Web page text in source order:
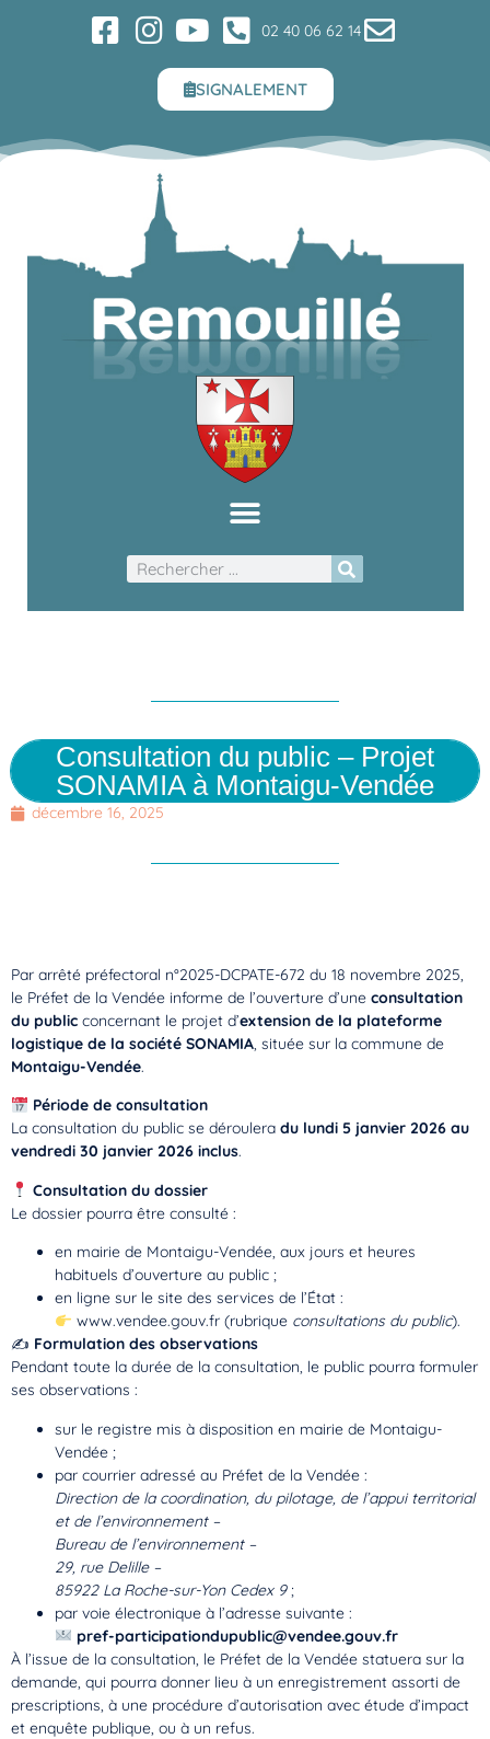
02 40 06 62 14
SIGNALEMENT
Consultation du public – Projet
SONAMIA à Montaigu-Vendée
décembre 16, 2025
Par arrêté préfectoral n°2025-DCPATE-672 du 18 novembre 2025,
le Préfet de la Vendée informe de l’ouverture d’une consultation
du public concernant le projet d’extension de la plateforme
logistique de la société SONAMIA, située sur la commune de
Montaigu-Vendée.
Période de consultation
La consultation du public se déroulera du lundi 5 janvier 2026 au
vendredi 30 janvier 2026 inclus.
Consultation du dossier
Le dossier pourra être consulté :
en mairie de Montaigu-Vendée, aux jours et heures
habituels d’ouverture au public ;
en ligne sur le site des services de l’État :
www.vendee.gouv.fr(rubrique consultations du public).
✍️ Formulation des observations
Pendant toute la durée de la consultation, le public pourra formuler
ses observations :
sur le registre mis à disposition en mairie de Montaigu-
Vendée ;
par courrier adressé au Préfet de la Vendée :
Direction de la coordination, du pilotage, de l’appui territorial
et de l’environnement –
Bureau de l’environnement –
29, rue Delille –
85922 La Roche-sur-Yon Cedex 9;
par voie électronique à l’adresse suivante :
pref-participationdupublic@vendee.gouv.fr
À l’issue de la consultation, le Préfet de la Vendée statuera sur la
demande, qui pourra donner lieu à un enregistrement assorti de
prescriptions, à une procédure d’autorisation avec étude d’impact
et enquête publique, ou à un refus.